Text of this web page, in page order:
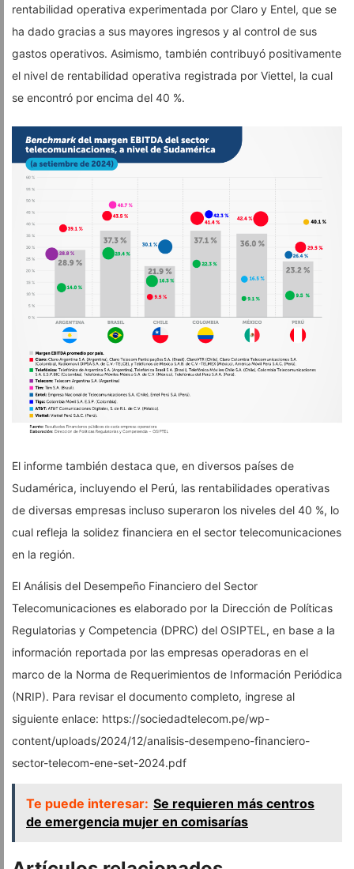
rentabilidad operativa experimentada por Claro y Entel, que se
ha dado gracias a sus mayores ingresos y al control de sus
gastos operativos. Asimismo, también contribuyó positivamente
el nivel de rentabilidad operativa registrada por Viettel, la cual
se encontró por encima del 40 %.
El informe también destaca que, en diversos países de
Sudamérica, incluyendo el Perú, las rentabilidades operativas
de diversas empresas incluso superaron los niveles del 40 %, lo
cual refleja la solidez financiera en el sector telecomunicaciones
en la región.
El Análisis del Desempeño Financiero del Sector
Telecomunicaciones es elaborado por la Dirección de Políticas
Regulatorias y Competencia (DPRC) del OSIPTEL, en base a la
información reportada por las empresas operadoras en el
marco de la Norma de Requerimientos de Información Periódica
(NRIP). Para revisar el documento completo, ingrese al
siguiente enlace: https://sociedadtelecom.pe/wp-
content/uploads/2024/12/analisis-desempeno-financiero-
sector-telecom-ene-set-2024.pdf
Te puede interesar: Se requieren más centros
de emergencia mujer en comisarías